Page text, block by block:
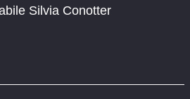
Silvia Conotter